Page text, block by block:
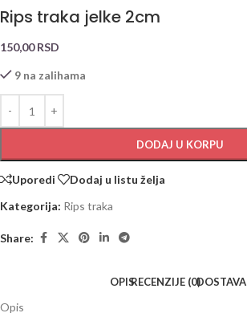
Rips traka jelke 2cm
150,00RSD
9 na zalihama
DODAJ U KORPU
Uporedi
Dodaj u listu želja
Kategorija: Rips traka
Share:
OPISRECENZIJE (0)DOSTAVA
Opis